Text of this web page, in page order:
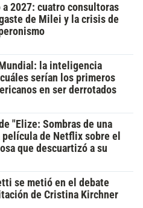
a 2027: cuatro consultoras
de Milei y la crisis de
la inteligencia
serían los primeros
en ser derrotados
"Elize: Sombras de una
película de Netflix sobre el
que descuartizó a su
se metió en el debate
de Cristina Kirchner